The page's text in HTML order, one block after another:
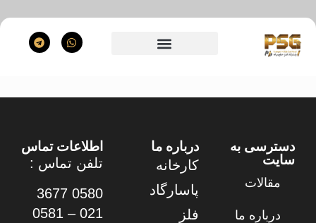
دسترسی به
سایت
مقالات
درباره ما
درباره ما
کارخانه
پاسارگاد
فلز
اطلاعات تماس
تلفن تماس :
0580 3677
021 – 0581